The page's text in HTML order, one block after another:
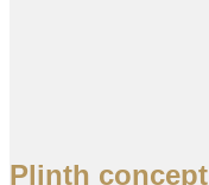
Plinth concept